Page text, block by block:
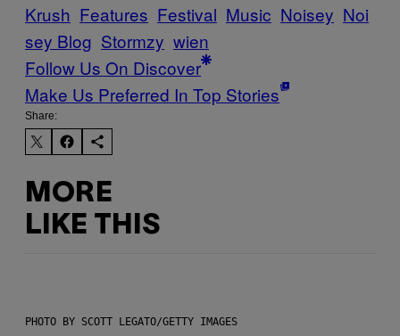
Krush Features Festival Music Noisey Noi
sey Blog Stormzy wien
Follow Us On Discover
Make Us Preferred In Top Stories
Share:
MORE
LIKE THIS
PHOTO BY SCOTT LEGATO/GETTY IMAGES